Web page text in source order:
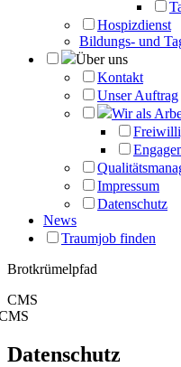
Hospizdienst
Bildungs- und
Über uns
Kontakt
Unser Auftrag
Wir als
Impressum
Datenschutz
News
Traumjob finden
Brotkrümelpfad
CMS
Datenschutz